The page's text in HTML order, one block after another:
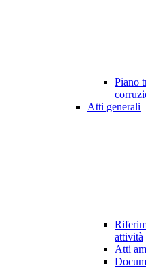
Piano
Atti generali
attività
Atti